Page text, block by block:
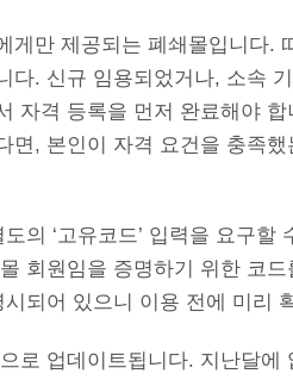
게만 제공되는 폐쇄몰입니다.
다. 신규 임용되었거나, 소속
자격 등록을 먼저 완료해야
면, 본인이 자격 요건을 충족
의 ‘고유코드’ 입력을 요구할
회원임을 증명하기 위한 코
되어 있으니 이용 전에 미리
로 업데이트됩니다. 지난달에